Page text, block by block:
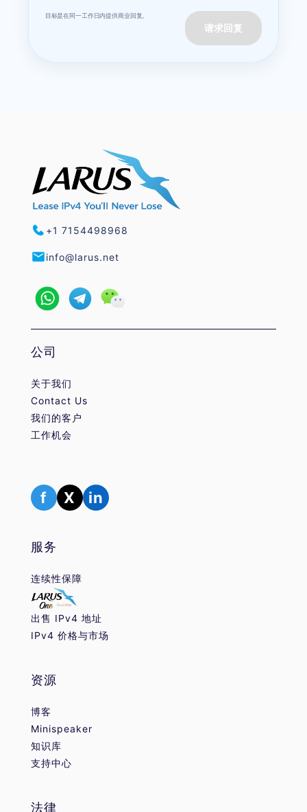
目标是在同一工作日内提供商业回复。
请求回复
+1 7154498968
info@larus.net
公司
关于我们
Contact Us
我们的客户
工作机会
f X in
服务
连续性保障
出售 IPv4 地址
IPv4 价格与市场
资源
博客
Minispeaker
知识库
支持中心
法律